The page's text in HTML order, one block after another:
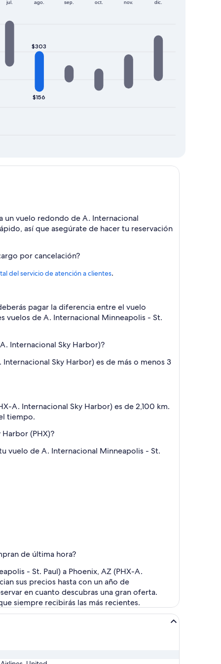
jul. ago. sep. oct. nov. dic.
$156
$303
un vuelo redondo de A. Internacional
así que asegúrate de hacer tu reservación
por cancelación?
del servicio de atención a clientes.
pagar la diferencia entre el vuelo
vuelos de A. Internacional Minneapolis - St.
Internacional Sky Harbor)?
Sky Harbor) es de más o menos 3
A. Internacional Sky Harbor) es de 2,100 km.
tiempo.
(PHX)?
vuelo de A. Internacional Minneapolis - St.
de última hora?
- St. Paul) a Phoenix, AZ (PHX-A.
sus precios hasta con un año de
en cuanto descubras una gran oferta.
siempre recibirás las más recientes.